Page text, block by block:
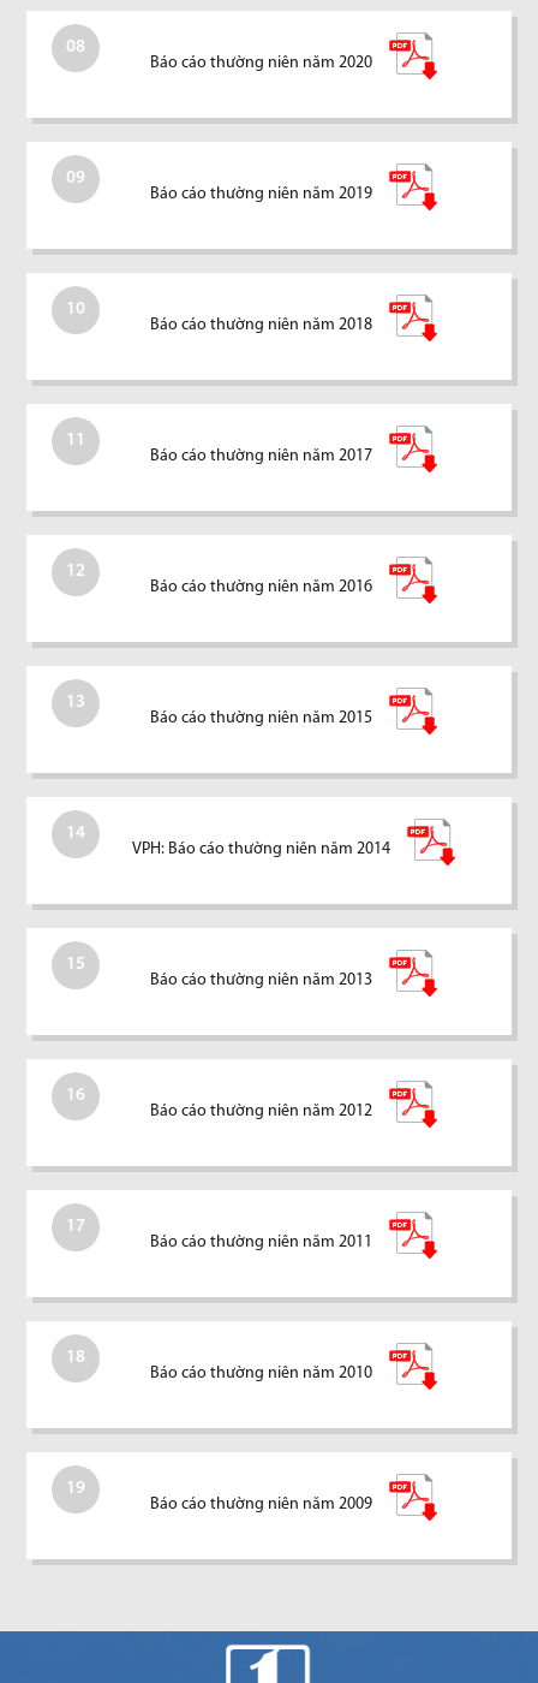
08
Báo cáo thường niên năm 2020
09
Báo cáo thường niên năm 2019
10
Báo cáo thường niên năm 2018
11
Báo cáo thường niên năm 2017
12
Báo cáo thường niên năm 2016
13
Báo cáo thường niên năm 2015
14
VPH: Báo cáo thường niên năm 2014
15
Báo cáo thường niên năm 2013
16
Báo cáo thường niên năm 2012
17
Báo cáo thường niên năm 2011
18
Báo cáo thường niên năm 2010
19
Báo cáo thường niên năm 2009